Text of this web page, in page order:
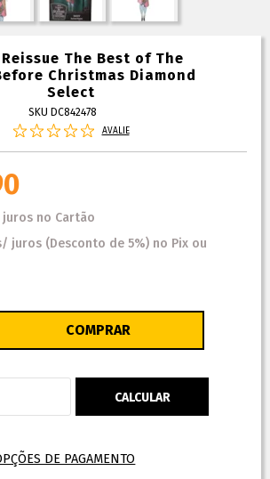
The Best of The
Christmas Diamond
Select
SKU DC842478
AVALIE
no Cartão
juros (Desconto de 5%) no Pix ou
DE PAGAMENTO